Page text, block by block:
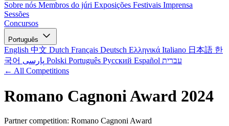
Sobre nós Membros do júri Exposições Festivais Imprensa
Sessões
Concursos
Português
English 中文 Dutch Français Deutsch Ελληνικά Italiano 日本語 한
국어
Polski Português Русский Español עברית
← All Competitions
Romano Cagnoni Award 2024
Partner competition: Romano Cagnoni Award